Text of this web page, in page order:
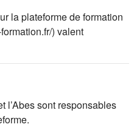
la plateforme de formation
) valent
l’Abes sont responsables